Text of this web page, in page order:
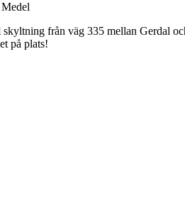
Medel
från väg 335 mellan Gerdal
på plats!